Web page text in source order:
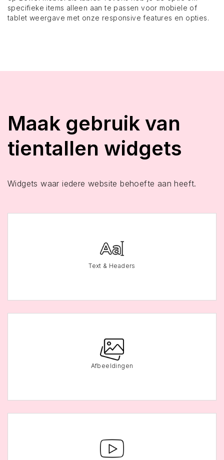
specifieke items alleen aan te passen voor mobiele of
tablet weergave met onze responsive features en opties.
Maak gebruik van
tientallen widgets
Widgets waar iedere website behoefte aan heeft.
Text & Headers
Afbeeldingen